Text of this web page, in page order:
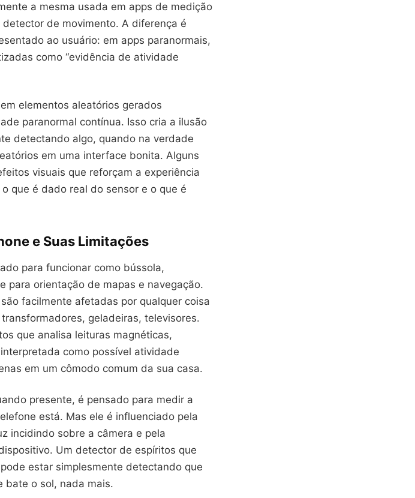
a mesma usada em apps de medição
de movimento. A diferença é
ao usuário: em apps paranormais,
como “evidência de atividade
elementos aleatórios gerados
paranormal contínua. Isso cria a ilusão
detectando algo, quando na verdade
em uma interface bonita. Alguns
visuais que reforçam a experiência
que é dado real do sensor e o que é
e Suas Limitações
para funcionar como bússola,
para orientação de mapas e navegação.
facilmente afetadas por qualquer coisa
geladeiras, televisores.
que analisa leituras magnéticas,
como possível atividade
em um cômodo comum da sua casa.
presente, é pensado para medir a
está. Mas ele é influenciado pela
incidindo sobre a câmera e pela
Um detector de espíritos que
estar simplesmente detectando que
bate o sol, nada mais.